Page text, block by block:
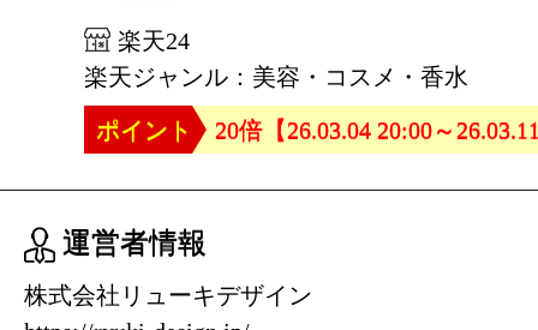
楽天24
楽天ジャンル：美容・コスメ・香水
ポイント
20倍【26.03.04 20:00～
運営者情報
株式会社リューキデザイン